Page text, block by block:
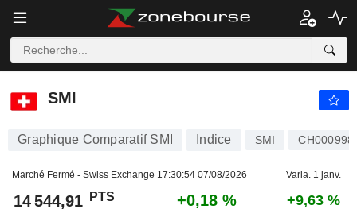
SMI
SMI
Graphique Comparatif SMI Indice SMI
Marché Fermé - Swiss Exchange 17:30:54 07/08/2026 Varia. 1 janv.
14 544,91 PTS +0,18 % +9,63 %